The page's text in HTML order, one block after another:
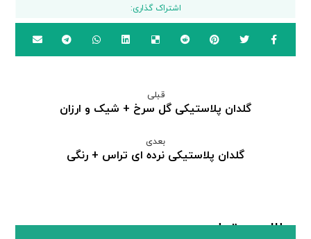
قبلی
گلدان پلاستیکی گل سرخ + شیک و ارزان
بعدی
گلدان پلاستیکی نرده ای تراس + رنگی
مطالب مرتبط ...